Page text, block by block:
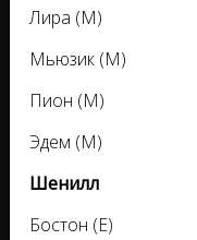
Лира (М)
Мьюзик (М)
Пион (М)
Эдем (М)
Шенилл
Бостон (Е)